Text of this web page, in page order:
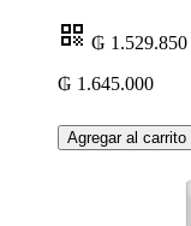
₲ 1.529.850
₲ 1.645.000
Agregar al carrito